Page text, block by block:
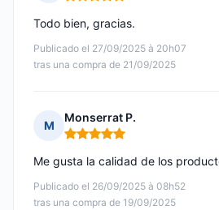
Publicado el 27/09/2025 à 20h07
tras una compra de 21/09/2025
Todo bien, gracias.
M
Monserrat P.
Nota: 5 de 5
Publicado el 26/09/2025 à 08h52
tras una compra de 19/09/2025
Me gusta la calidad de los